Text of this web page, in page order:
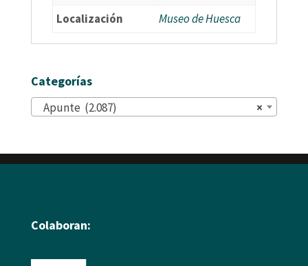
Localización
Museo de Huesca
Categorías
×
Apunte (2.087)
Colaboran: